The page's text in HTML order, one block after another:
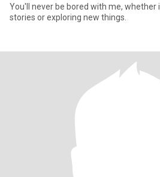
You'll never be bored with me, whether
stories or exploring new things.